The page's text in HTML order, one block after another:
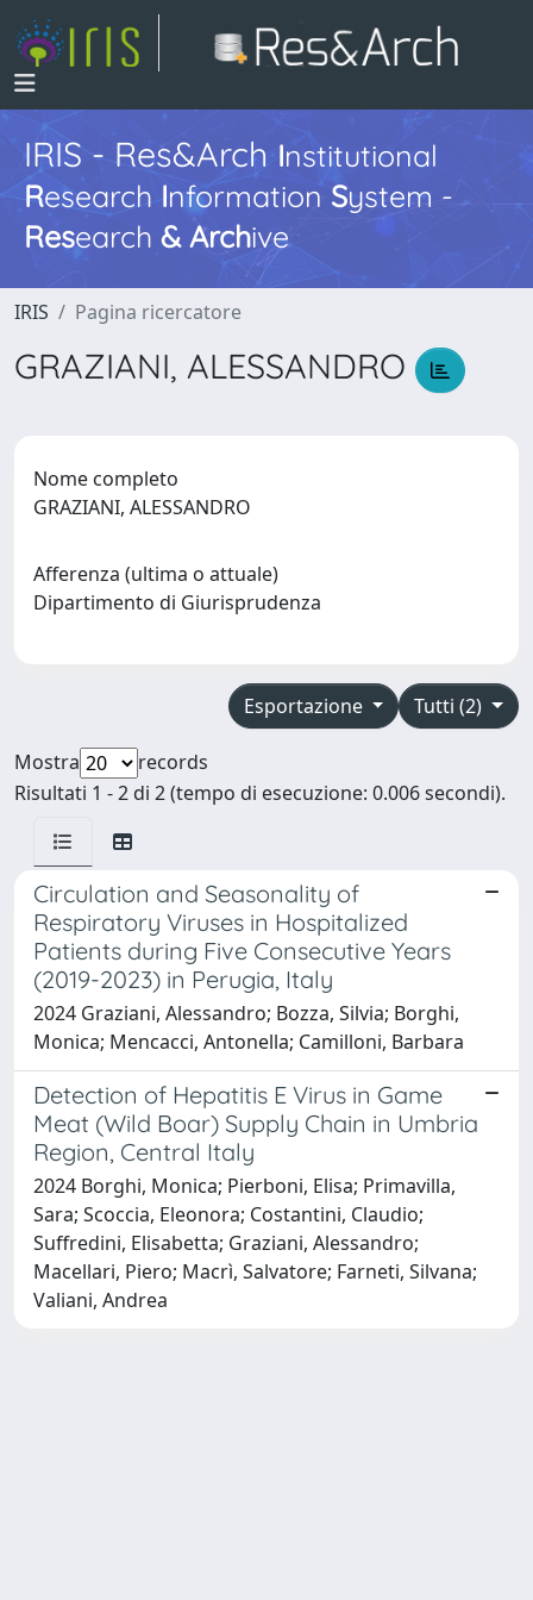
IRIS - Res&ArchInstitutional
Research InformationSystem -
Research & Archive
IRIS Pagina ricercatore
GRAZIANI, ALESSANDRO
Nome completo
GRAZIANI, ALESSANDRO
Afferenza (ultima o attuale)
Dipartimento di Giurisprudenza
Tutti (2)
Esportazione
Mostra
records
Risultati 1 - 2 di 2 (tempo di esecuzione: 0.006 secondi).
Circulation and Seasonality of
Respiratory Viruses in Hospitalized
Patients during Five Consecutive Years
(2019-2023) in Perugia, Italy
2024 Graziani, Alessandro; Bozza, Silvia; Borghi,
Monica; Mencacci, Antonella; Camilloni, Barbara
Detection of Hepatitis E Virus in Game
Meat (Wild Boar) Supply Chain in Umbria
Region, Central Italy
2024 Borghi, Monica; Pierboni, Elisa; Primavilla,
Sara; Scoccia, Eleonora; Costantini, Claudio;
Suffredini, Elisabetta; Graziani, Alessandro;
Macellari, Piero; Macrì, Salvatore; Farneti, Silvana;
Valiani, Andrea